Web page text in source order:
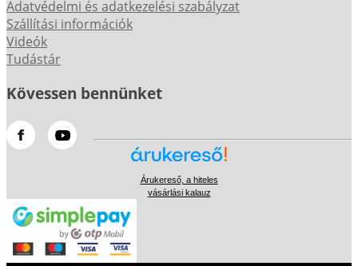
Adatvédelmi és adatkezelési szabályzat
Szállítási információk
Videók
Tudástár
Kövessen bennünket
Árukereső, a hiteles
vásárlási kalauz